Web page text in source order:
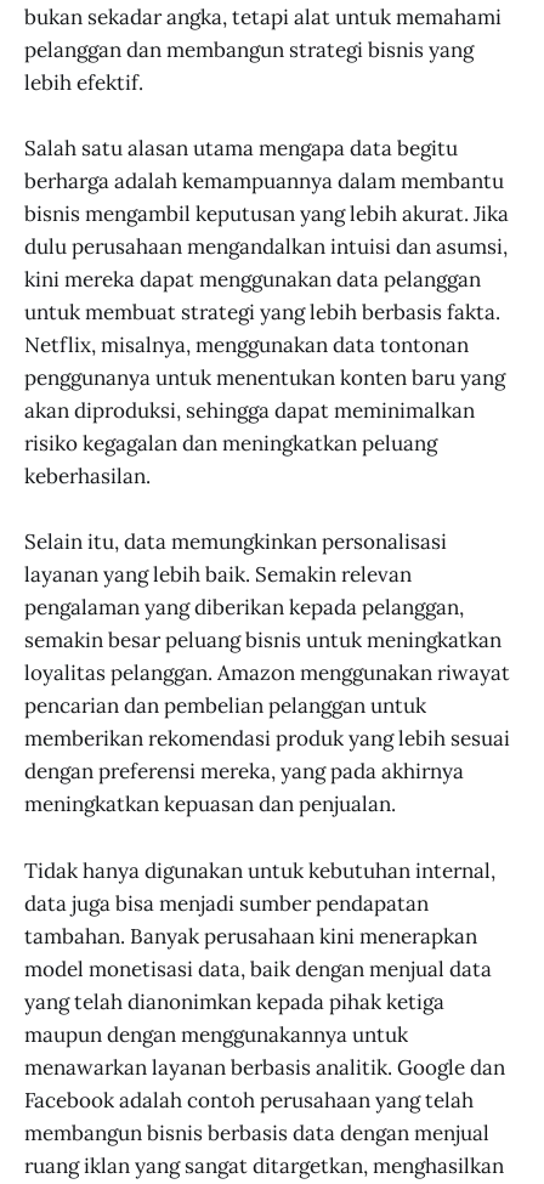
bukan sekadar angka, tetapi alat untuk memahami
pelanggan dan membangun strategi bisnis yang
lebih efektif.
Salah satu alasan utama mengapa data begitu
berharga adalah kemampuannya dalam membantu
bisnis mengambil keputusan yang lebih akurat. Jika
dulu perusahaan mengandalkan intuisi dan asumsi,
kini mereka dapat menggunakan data pelanggan
untuk membuat strategi yang lebih berbasis fakta.
Netflix, misalnya, menggunakan data tontonan
penggunanya untuk menentukan konten baru yang
akan diproduksi, sehingga dapat meminimalkan
risiko kegagalan dan meningkatkan peluang
keberhasilan.
Selain itu, data memungkinkan personalisasi
layanan yang lebih baik. Semakin relevan
pengalaman yang diberikan kepada pelanggan,
semakin besar peluang bisnis untuk meningkatkan
loyalitas pelanggan. Amazon menggunakan riwayat
pencarian dan pembelian pelanggan untuk
memberikan rekomendasi produk yang lebih sesuai
dengan preferensi mereka, yang pada akhirnya
meningkatkan kepuasan dan penjualan.
Tidak hanya digunakan untuk kebutuhan internal,
data juga bisa menjadi sumber pendapatan
tambahan. Banyak perusahaan kini menerapkan
model monetisasi data, baik dengan menjual data
yang telah dianonimkan kepada pihak ketiga
maupun dengan menggunakannya untuk
menawarkan layanan berbasis analitik. Google dan
Facebook adalah contoh perusahaan yang telah
membangun bisnis berbasis data dengan menjual
ruang iklan yang sangat ditargetkan, menghasilkan